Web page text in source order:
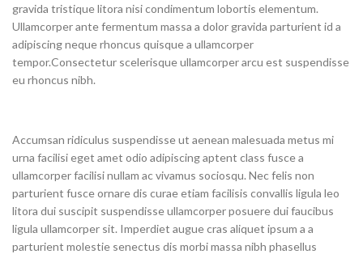
gravida tristique litora nisi condimentum lobortis elementum.
Ullamcorper ante fermentum massa a dolor gravida parturient id a
adipiscing neque rhoncus quisque a ullamcorper
tempor.Consectetur scelerisque ullamcorper arcu est suspendisse
eu rhoncus nibh.
Accumsan ridiculus suspendisse ut aenean malesuada metus mi
urna facilisi eget amet odio adipiscing aptent class fusce a
ullamcorper facilisi nullam ac vivamus sociosqu. Nec felis non
parturient fusce ornare dis curae etiam facilisis convallis ligula leo
litora dui suscipit suspendisse ullamcorper posuere dui faucibus
ligula ullamcorper sit. Imperdiet augue cras aliquet ipsum a a
parturient molestie senectus dis morbi massa nibh phasellus